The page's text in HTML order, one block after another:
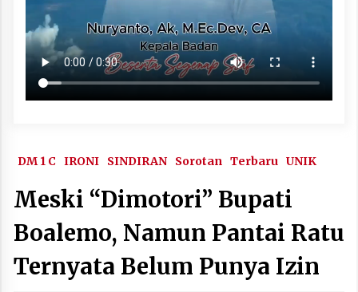
DM 1 C IRONI SINDIRAN Sorotan Terbaru UNIK
Meski “Dimotori” Bupati
Boalemo, Namun Pantai Ratu
Ternyata Belum Punya Izin